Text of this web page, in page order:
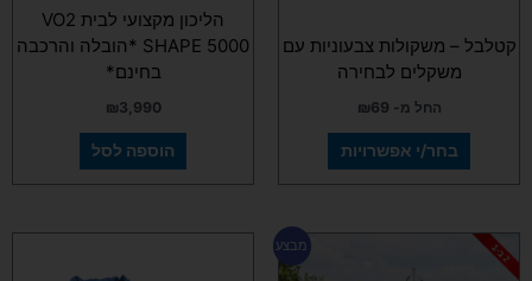
קטלבל – משקולות צבעוניות עם
משקלים לבחירה
החל מ- ₪69
בחר/י אפשרויות
הליכון מקצועי לבית VO2
SHAPE 5000 *הובלה והרכבה
בחינם*
₪3,990
הוספה לסל
מבצע
זה